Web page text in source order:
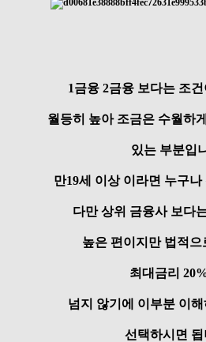
1금융 2금융 보다는 조
월등히 높아 조금은 수월하
있는 부분입
만19세 이상 이라면 누구
다만 상위 금융사 보다
높은 편이지만 법적으
최대금리
넘지 않기에 이부분 이해
선택하시면